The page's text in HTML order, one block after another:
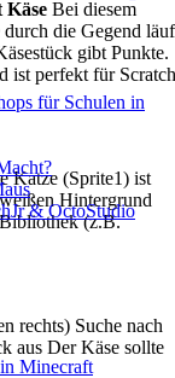
für Schulen in
& OctoStudio
Minecraft
Käse Bei diesem
durch die Gegend
gibt Punkte.
ist perfekt für
Katze (Sprite1) ist
Hintergrund
(z.B.
rechts) Suche nach
aus Der Käse sollte